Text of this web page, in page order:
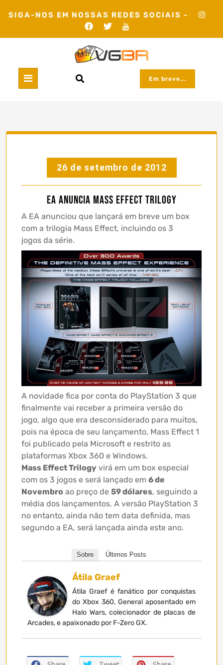
SIGA-NOS EM NOSSAS REDES SOCIAIS -
Em breve...
26 de setembro de 2012
EA anuncia Mass Effect Trilogy
A EA anunciou que lançará em breve um box
com a trilogia Mass Effect, incluindo os 3
jogos da série.
A novidade fica por conta do PlayStation 3 que
finalmente vai receber a primeira versão do
jogo, algo que era desconsiderado para muitos,
pois na época de seu lançamento, Mass Effect 1
foi publicado pela Microsoft e restrito as
plataformas Xbox 360 e Windows.
Mass Effect Trilogy virá em um box especial
com os 3 jogos e será lançado em 6 de
Novembro ao preço de 59 dólares, seguindo a
média dos lançamentos. A versão PlayStation 3
no entanto, ainda não tem data definida, mas
segundo a EA, será lançada ainda este ano.
Sobre Últimos Posts
Átila Graef
Átila Graef é fanático por conquistas
do Xbox 360, General aposentado em
Halo Wars, colecionador de placas de
Arcades, e apaixonado por F-Zero GX.